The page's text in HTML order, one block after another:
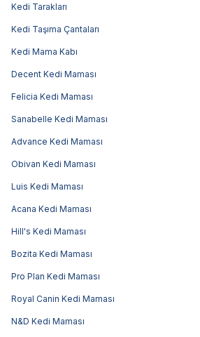
Kedi Tarakları
Kedi Taşıma Çantaları
Kedi Mama Kabı
Decent Kedi Maması
Felicia Kedi Maması
Sanabelle Kedi Maması
Advance Kedi Maması
Obivan Kedi Maması
Luis Kedi Maması
Acana Kedi Maması
Hill's Kedi Maması
Bozita Kedi Maması
Pro Plan Kedi Maması
Royal Canin Kedi Maması
N&D Kedi Maması